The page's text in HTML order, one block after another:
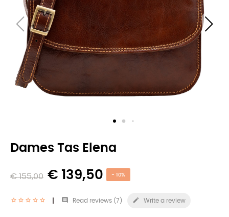
Dames Tas Elena
€ 155,00 € 139,50 - 10%
 Read reviews (7 )  Write a review